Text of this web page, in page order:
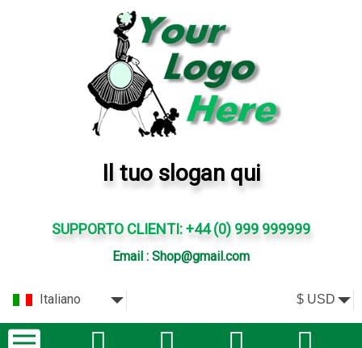
Il tuo slogan qui
SUPPORTO CLIENTI: +44 (0) 999 999999
Email : Shop@gmail.com
Italiano